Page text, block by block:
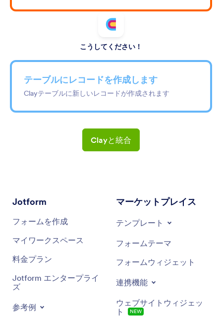
こうしてください！
テーブルにレコードを作成します
Clayテーブルに新しいレコードが作成されます
Clayと統合
Jotform
フォームを作成
マイワークスペース
料金プラン
Jotform エンタープライ
ズ
参考例
マーケットプレイス
テンプレート
フォームテーマ
フォームウィジェット
連携機能
ウェブサイトウィジェッ
ト
NEW